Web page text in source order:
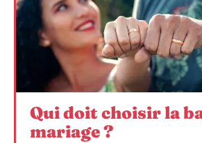
Qui doit choisir la
mariage ?